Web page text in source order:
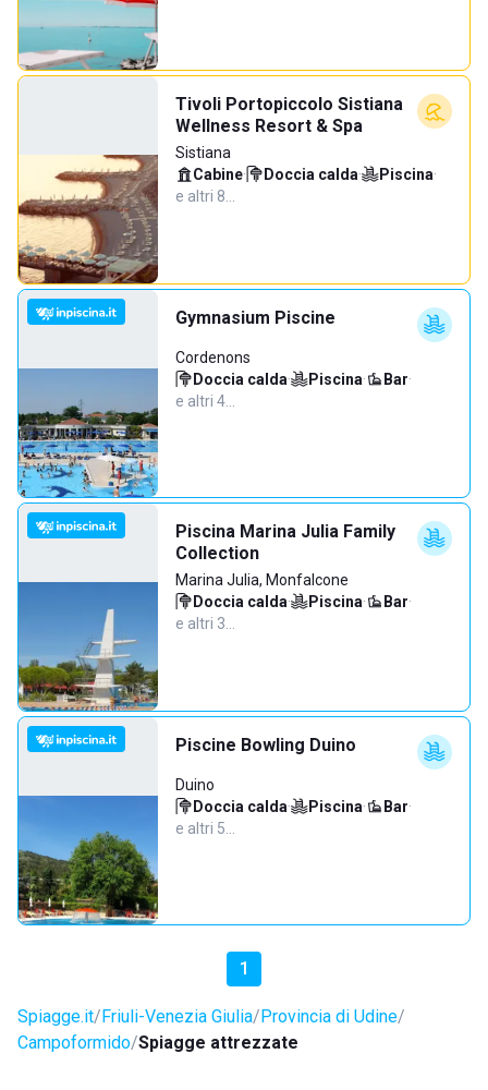
Tivoli Portopiccolo Sistiana
Wellness Resort & Spa
Sistiana
Cabine· Doccia calda· Piscina·
e altri 8…
Gymnasium Piscine
Cordenons
Doccia calda· Piscina· Bar·
e altri 4…
Piscina Marina Julia Family
Collection
Marina Julia, Monfalcone
Doccia calda· Piscina· Bar·
e altri 3…
Piscine Bowling Duino
Duino
Doccia calda· Piscina· Bar·
e altri 5…
1
Spiagge.it Friuli-Venezia Giulia Provincia di Udine
Campoformido Spiagge attrezzate